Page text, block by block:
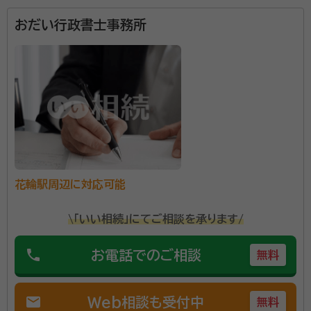
対策を行っていくことです。誠心誠意お手伝いさせて頂
おだい行政書士事務所
花輪駅周辺に対応可能
\「いい相続」にてご相談を承ります/
phone お電話でのご相談 無料
mail Web相談も受付中 無料